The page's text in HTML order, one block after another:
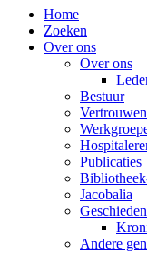
Home
Zoeken
Over ons
Over ons
Bestuur
Publicaties
Jacobalia
Andere